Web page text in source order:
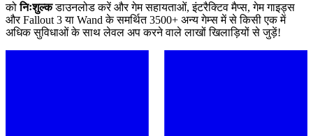
कोनिःशुल्कडाउनलोड करें और गेम सहायताओं, इंटरैक्टिव मैप्स, गेम गाइड्स
और Fallout 3 या Wand के समर्थित 3500+ अन्य गेम्स में से किसी एक में
अधिक सुविधाओं के साथ लेवल अप करने वाले लाखों खिलाड़ियों से जुड़ें!